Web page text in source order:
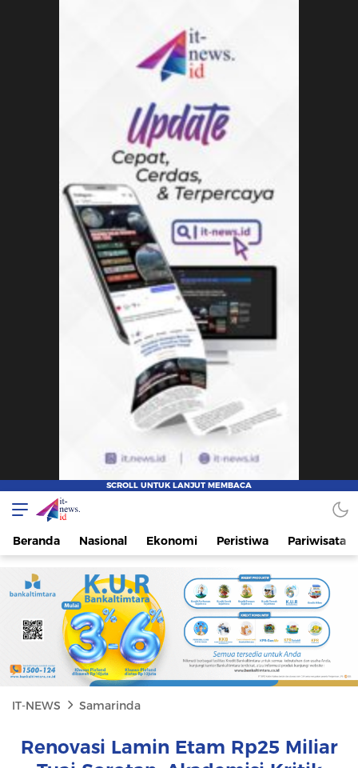
IT-NEWS
Update Cepat, Cerdas, dan Terpercaya
Beranda Nasional Ekonomi Peristiwa Pariwisata
IT-NEWS Samarinda
Renovasi Lamin Etam Rp25 Miliar